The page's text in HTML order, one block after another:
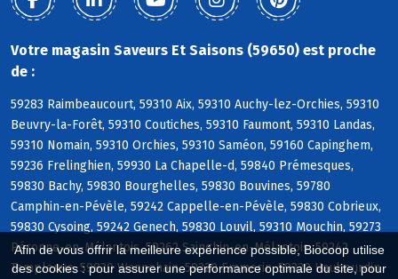
Afin de vous offrir la meilleure expérience possible, Biocoop utilise
des cookies : pour assurer une performance optimale du site, pour
Votre magasin Saveurs Et Saisons (59650) est proche
de :
59283 Raimbeaucourt, 59310 Aix, 59310 Auchy-lez-Orchies, 59310
Beuvry-la-Forêt, 59310 Coutiches, 59310 Faumont, 59310 Landas,
59310 Nomain, 59310 Orchies, 59310 Saméon, 59160 Capinghem,
59236 Frelinghien, 59930 La Chapelle-d, 59840 Prémesques,
59830 Bachy, 59830 Bourghelles, 59830 Bouvines, 59780
Camphin-en-Pévèle, 59242 Cappelle-en-Pévèle, 59830 Cobrieux,
59830 Cysoing, 59242 Genech, 59830 Louvil, 59310 Mouchin, 59273
Péronne-en-Mélantois, 59262 Sainghin-en-Mélantois, 59242
Templeuve, 59830 Wannehain, 59320 Emmerin, 59320 Haubourdin